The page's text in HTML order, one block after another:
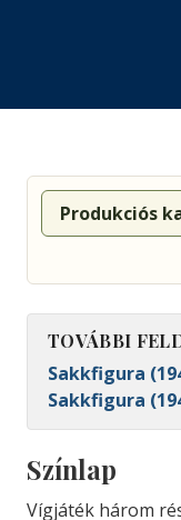
Produkciós
TOVÁBBI
Sakkfigura
Sakkfigura
Színlap
Vígjáték három